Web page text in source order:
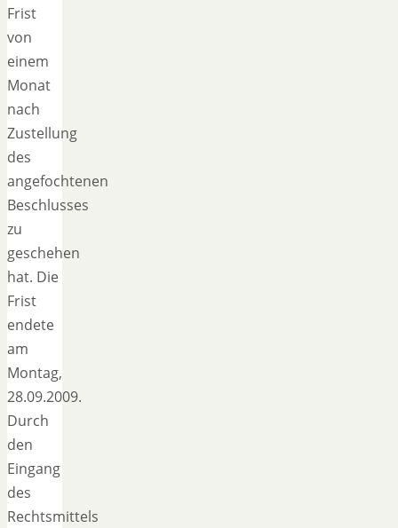
Frist
von
einem
Monat
nach
Zustellung
des
angefochtenen
Beschlusses
zu
geschehen
hat. Die
Frist
endete
am
Montag,
28.09.2009.
Durch
den
Eingang
des
Rechtsmittels